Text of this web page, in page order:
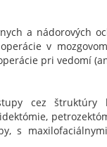
a nádorových
v
pri vedomí
cez štruktúry
s